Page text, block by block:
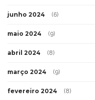
junho 2024 (6)
maio 2024 (9)
abril 2024 (8)
março 2024 (9)
fevereiro 2024 (8)